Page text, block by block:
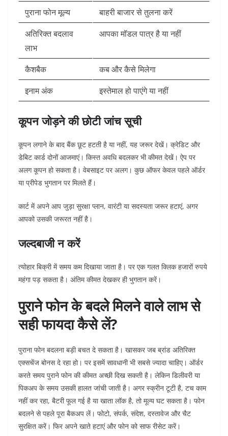
पुराना फोन मूल्य
बाहरी बाजार से तुलना करें
अतिरिक्त बदलाव
लाभ
आपका मॉडल पात्र है या नहीं
कैशबैक
कब और कैसे मिलेगा
इनाम अंक
इस्तेमाल हो पाएंगे या नहीं
कूपन जोड़ने की छोटी जांच सूची
कूपन लगाने के बाद बैंक छूट हटती है या नहीं, यह जरूर देखें। क्रेडिट और
डेबिट कार्ड दोनों आजमाएं। किस्त अवधि बदलकर भी कीमत देखें। ऐप पर
अलग कूपन हो सकता है। वेबसाइट पर अलग। कुछ ऑफर केवल पहले ऑर्डर
या प्रीपेड भुगतान पर मिलते हैं।
कार्ट में अपने आप जुड़ा सुरक्षा प्लान, वारंटी या सदस्यता जरूर हटाएं, अगर
आपको उसकी जरूरत नहीं है।
जल्दबाजी न करें
त्योहार बिक्री में समय कम दिखाया जाता है। पर एक गलत क्लिक हजारों रुपये
महंगा पड़ सकता है। अंतिम कीमत देखकर ही भुगतान करें।
पुराने फोन के बदले मिलने वाले लाभ से
सही फायदा कैसे लें?
पुराना फोन बदलना बड़ी बचत दे सकता है। खासकर जब ब्रांड अतिरिक्त
एक्सचेंज बोनस दे रहा हो। पर इसमें सावधानी भी सबसे ज्यादा चाहिए। ऑर्डर
करते समय पुराने फोन की कीमत अच्छी दिख सकती है। लेकिन डिलीवरी या
पिकअप के समय उसकी हालत जांची जाती है। अगर स्क्रीन टूटी है, टच काम
नहीं कर रहा, बैटरी फूल गई है या खाता लॉक है, तो मूल्य घट सकता है। फोन
बदलने से पहले पूरा बैकअप लें। फोटो, संपर्क, संदेश, दस्तावेज और चैट
सुरक्षित करें। फिर अपने खाते हटाएं और फोन को साफ रीसेट करें।